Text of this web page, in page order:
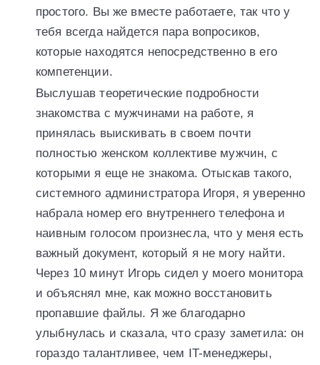
простого. Вы же вместе работаете, так что у
тебя всегда найдется пара вопросиков,
которые находятся непосредственно в его
компетенции.
Выслушав теоретические подробности
знакомства с мужчинами на работе, я
принялась выискивать в своем почти
полностью женском коллективе мужчин, с
которыми я еще не знакома. Отыскав такого,
системного администратора Игоря, я уверенно
набрала номер его внутреннего телефона и
наивным голосом произнесла, что у меня есть
важный документ, который я не могу найти.
Через 10 минут Игорь сидел у моего монитора
и объяснял мне, как можно восстановить
пропавшие файлы. Я же благодарно
улыбнулась и сказала, что сразу заметила: он
гораздо талантливее, чем IT-менеджеры,